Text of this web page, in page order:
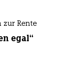
Rente
egal“